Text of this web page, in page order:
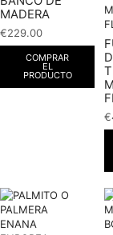
MADERA
€229.00
COMPRAR
EL
PRODUCTO
€